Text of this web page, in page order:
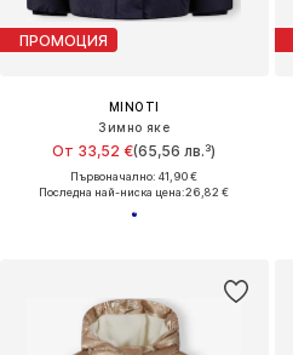
ПРОМОЦИЯ
MINOTI
Зимно яке
От 33,52 €(65,56 лв.³)
Първоначално: 41,90 €
Последна най-ниска цена:26,82 €